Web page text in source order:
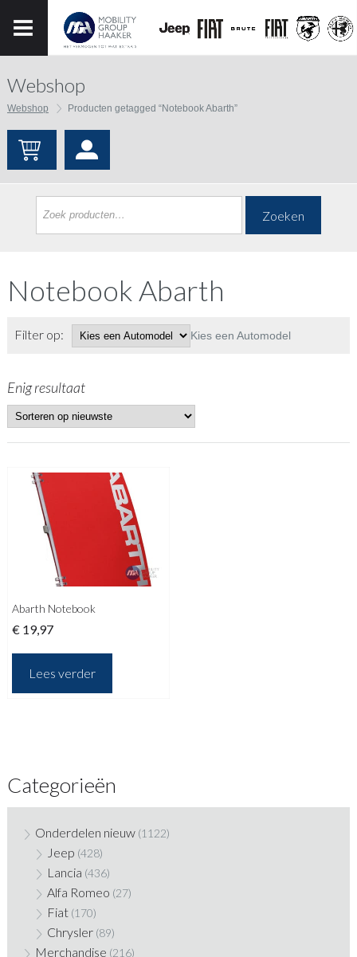
Webshop
Webshop Producten getagged “Notebook Abarth”
Zoeken
Notebook Abarth
Filter op: Kies een Automodel
Enig resultaat
Abarth Notebook
€ 19,97
Lees verder
Categorieën
Onderdelen nieuw (1122)
Jeep (428)
Lancia (436)
Alfa Romeo (27)
Fiat (170)
Chrysler (89)
Merchandise (216)